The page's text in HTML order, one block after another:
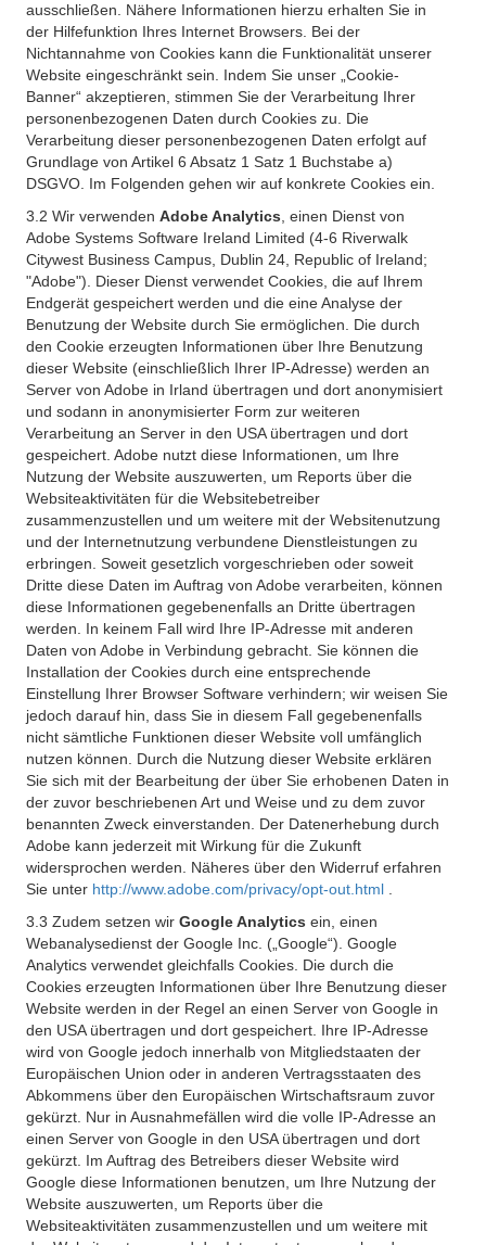
ausschließen. Nähere Informationen hierzu erhalten Sie in
der Hilfefunktion Ihres Internet Browsers. Bei der
Nichtannahme von Cookies kann die Funktionalität unserer
Website eingeschränkt sein. Indem Sie unser „Cookie-
Banner“ akzeptieren, stimmen Sie der Verarbeitung Ihrer
personenbezogenen Daten durch Cookies zu. Die
Verarbeitung dieser personenbezogenen Daten erfolgt auf
Grundlage von Artikel 6 Absatz 1 Satz 1 Buchstabe a)
DSGVO. Im Folgenden gehen wir auf konkrete Cookies ein.
3.2 Wir verwenden Adobe Analytics , einen Dienst von
Adobe Systems Software Ireland Limited (4-6 Riverwalk
Citywest Business Campus, Dublin 24, Republic of Ireland;
"Adobe"). Dieser Dienst verwendet Cookies, die auf Ihrem
Endgerät gespeichert werden und die eine Analyse der
Benutzung der Website durch Sie ermöglichen. Die durch
den Cookie erzeugten Informationen über Ihre Benutzung
dieser Website (einschließlich Ihrer IP-Adresse) werden an
Server von Adobe in Irland übertragen und dort anonymisiert
und sodann in anonymisierter Form zur weiteren
Verarbeitung an Server in den USA übertragen und dort
gespeichert. Adobe nutzt diese Informationen, um Ihre
Nutzung der Website auszuwerten, um Reports über die
Websiteaktivitäten für die Websitebetreiber
zusammenzustellen und um weitere mit der Websitenutzung
und der Internetnutzung verbundene Dienstleistungen zu
erbringen. Soweit gesetzlich vorgeschrieben oder soweit
Dritte diese Daten im Auftrag von Adobe verarbeiten, können
diese Informationen gegebenenfalls an Dritte übertragen
werden. In keinem Fall wird Ihre IP-Adresse mit anderen
Daten von Adobe in Verbindung gebracht. Sie können die
Installation der Cookies durch eine entsprechende
Einstellung Ihrer Browser Software verhindern; wir weisen Sie
jedoch darauf hin, dass Sie in diesem Fall gegebenenfalls
nicht sämtliche Funktionen dieser Website voll umfänglich
nutzen können. Durch die Nutzung dieser Website erklären
Sie sich mit der Bearbeitung der über Sie erhobenen Daten in
der zuvor beschriebenen Art und Weise und zu dem zuvor
benannten Zweck einverstanden. Der Datenerhebung durch
Adobe kann jederzeit mit Wirkung für die Zukunft
widersprochen werden. Näheres über den Widerruf erfahren
Sie unter http://www.adobe.com/privacy/opt-out.html
3.3 Zudem setzen wir Google Analytics ein, einen
Webanalysedienst der Google Inc. („Google“). Google
Analytics verwendet gleichfalls Cookies. Die durch die
Cookies erzeugten Informationen über Ihre Benutzung dieser
Website werden in der Regel an einen Server von Google in
den USA übertragen und dort gespeichert. Ihre IP-Adresse
wird von Google jedoch innerhalb von Mitgliedstaaten der
Europäischen Union oder in anderen Vertragsstaaten des
Abkommens über den Europäischen Wirtschaftsraum zuvor
gekürzt. Nur in Ausnahmefällen wird die volle IP-Adresse an
einen Server von Google in den USA übertragen und dort
gekürzt. Im Auftrag des Betreibers dieser Website wird
Google diese Informationen benutzen, um Ihre Nutzung der
Website auszuwerten, um Reports über die
Websiteaktivitäten zusammenzustellen und um weitere mit